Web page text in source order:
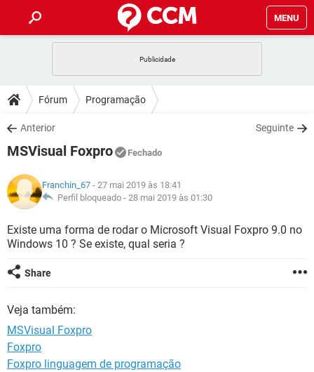
MENU
CELULAR
OUTLOOK
INSTAGRAM
GUIA DE COMPRAS
DICAS
JOGOS
INSTAGRAM GMAIL
GUIA DE COMPRAS
DOWNLOADS
JOGOS
CELULAR
OUTLOOK EXCEL
INSTAGRAM GMAIL
GUIA DE COMPRAS
JOGOS WHATSAPP
CELULAR
OUTLOOK EXCEL
GLOSSÁRIO
JOGOS WHATSAPP
CELULAR FACEBOOK
OUTLOOK
GUIA DE COMPRAS
Fórum Programação
Anterior Seguinte
MSVisual Foxpro Fechado
Franchin_67 - 27 mai 2019 às 18:41
Perfil bloqueado - 28 mai 2019 às 01:30
Existe uma forma de rodar o Microsoft Visual Foxpro 9.0 no
Windows 10 ? Se existe, qual seria ?
Share
Veja também:
MSVisual Foxpro
Foxpro
Foxpro linguagem de programação